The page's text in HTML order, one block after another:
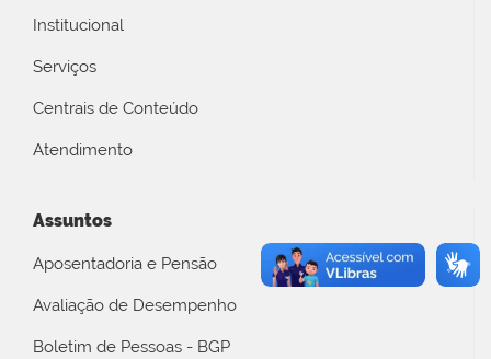
Institucional
Serviços
Centrais de Conteúdo
Atendimento
Assuntos
Aposentadoria e Pensão
Avaliação de Desempenho
Boletim de Pessoas - BGP